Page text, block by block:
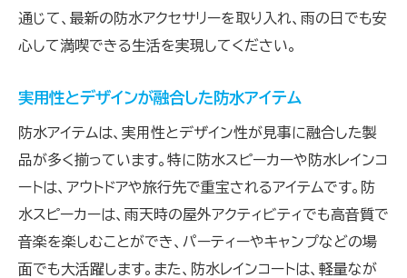
通じて、最新の防水アクセサリーを取り入れ、雨の日でも安
心して満喫できる生活を実現してください。
実用性とデザインが融合した防水アイテム
防水アイテムは、実用性とデザイン性が見事に融合した製
品が多く揃っています。特に防水スピーカーや防水レインコ
ートは、アウトドアや旅行先で重宝されるアイテムです。防
水スピーカーは、雨天時の屋外アクティビティでも高音質で
音楽を楽しむことができ、パーティーやキャンプなどの場
面でも大活躍します。また、防水レインコートは、軽量なが